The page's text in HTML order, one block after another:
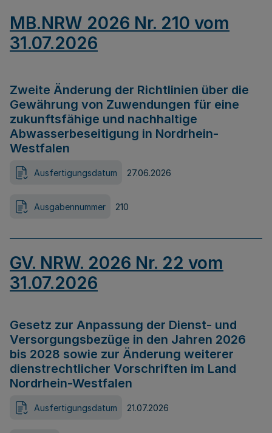
MB.NRW 2026 Nr. 210 vom
31.07.2026
Zweite Änderung der Richtlinien über die
Gewährung von Zuwendungen für eine
zukunftsfähige und nachhaltige
Abwasserbeseitigung in Nordrhein-
Westfalen
Ausfertigungsdatum 27.06.2026
Ausgabennummer 210
GV. NRW. 2026 Nr. 22 vom
31.07.2026
Gesetz zur Anpassung der Dienst- und
Versorgungsbezüge in den Jahren 2026
bis 2028 sowie zur Änderung weiterer
dienstrechtlicher Vorschriften im Land
Nordrhein-Westfalen
Ausfertigungsdatum 21.07.2026